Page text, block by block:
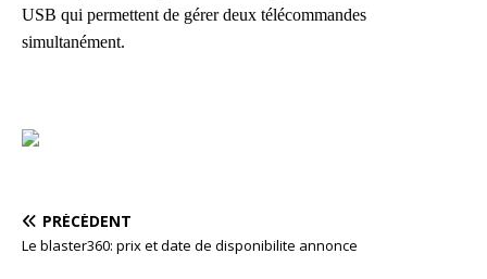
USB qui permettent de gérer deux télécommandes
simultanément.
PRÉCÉDENT
Le blaster360: prix et date de disponibilite annonce